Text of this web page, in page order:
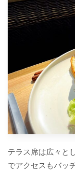
テラス席は広々と
でアクセスもバッ